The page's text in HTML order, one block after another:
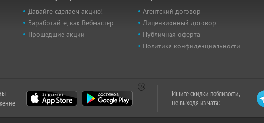
Давайте сделаем акцию!
Заработайте, как Вебмастер
Прошедшие акции
Агентский договор
Лицензионный договор
Публичная оферта
Политика конфиденциальности
Ищите скидки поблизости,
не выходя из чата: